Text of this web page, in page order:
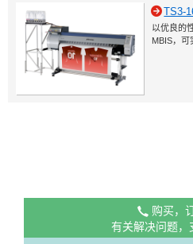
TS3-
以优良的
MBIS，可
购买，
有关解决问题，